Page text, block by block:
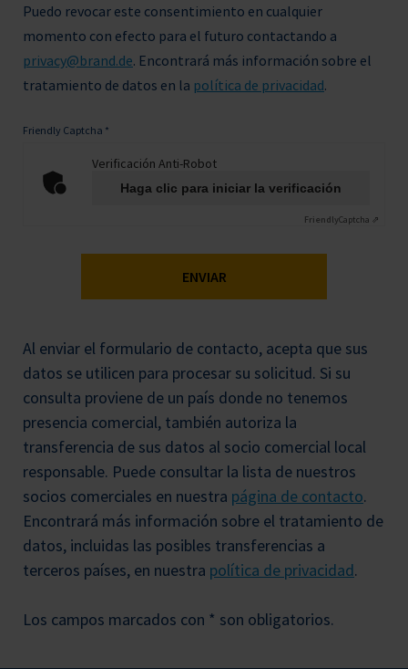
Puedo revocar este consentimiento en cualquier
momento con efecto para el futuro contactando a
privacy@brand.de. Encontrará más información sobre el
tratamiento de datos en la política de privacidad.
Friendly Captcha *
Verificación Anti-Robot
Haga clic para iniciar la verificación
FriendlyCaptcha ⇗
ENVIAR
Al enviar el formulario de contacto, acepta que sus
datos se utilicen para procesar su solicitud. Si su
consulta proviene de un país donde no tenemos
presencia comercial, también autoriza la
transferencia de sus datos al socio comercial local
responsable. Puede consultar la lista de nuestros
socios comerciales en nuestra página de contacto.
Encontrará más información sobre el tratamiento de
datos, incluidas las posibles transferencias a
terceros países, en nuestra política de privacidad.
Los campos marcados con * son obligatorios.